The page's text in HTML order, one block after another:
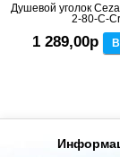
Душевой уголок
2-80-C-
1 289,00р